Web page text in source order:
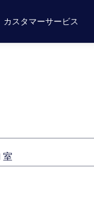
カスタマーサービス